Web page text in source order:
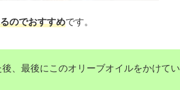
のでおすすめです。
、最後にこのオリーブオイルをかけてい